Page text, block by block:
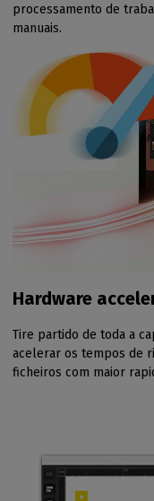
processamento de
manuais.
Hardware
Tire partido de toda a
acelerar os tempos de
ficheiros com maior